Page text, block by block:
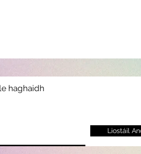
haghaidh
Liostáil